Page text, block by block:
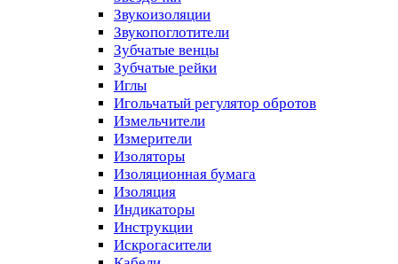
Звукоизоляции
Звукопоглотители
Зубчатые венцы
Зубчатые рейки
Иглы
Игольчатый регулятор обротов
Измельчители
Измерители
Изоляторы
Изоляционная бумага
Изоляция
Индикаторы
Инструкции
Искрогасители